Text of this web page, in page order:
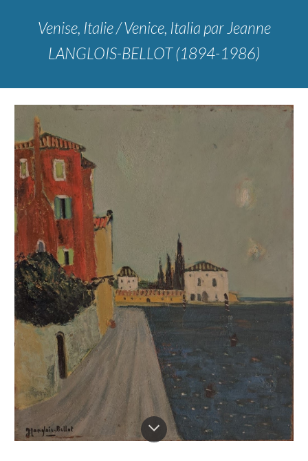
Venise, Italie / Venice, Italia par Jeanne
LANGLOIS-BELLOT (1894-1986)